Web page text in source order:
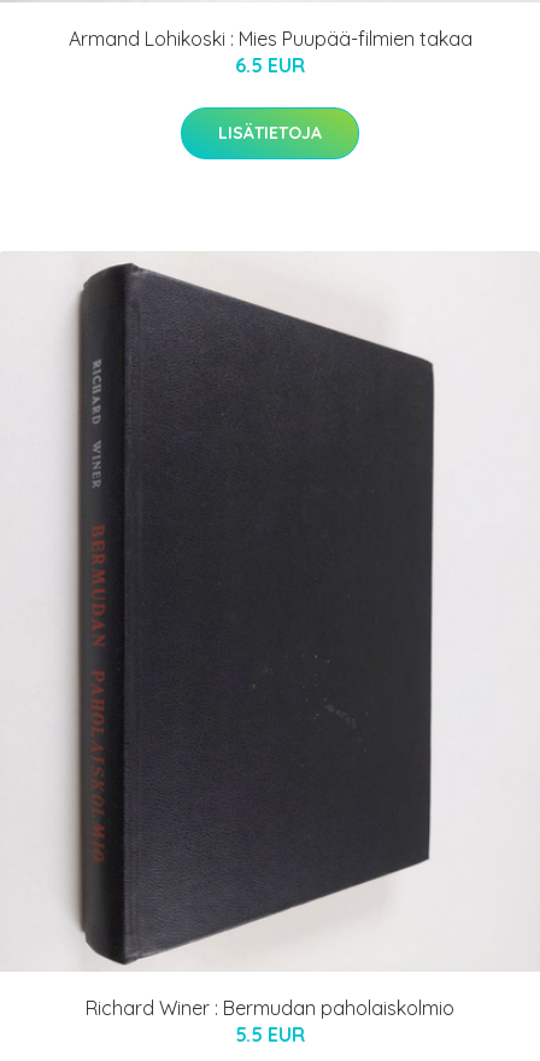
Armand Lohikoski : Mies Puupää-filmien takaa
6.5 EUR
LISÄTIETOJA
Richard Winer : Bermudan paholaiskolmio
5.5 EUR